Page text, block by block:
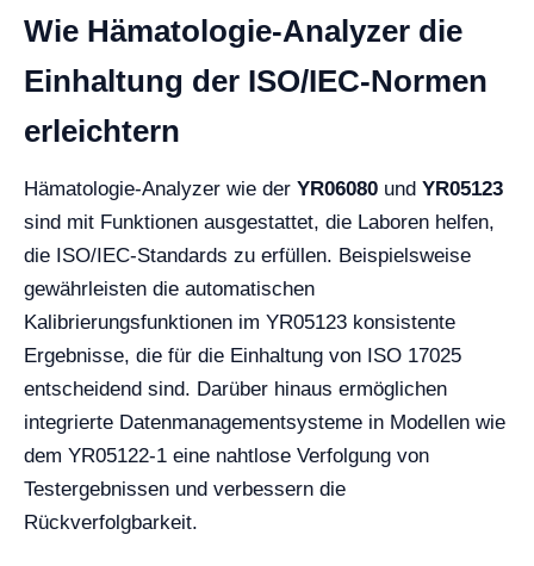
Wie Hämatologie-Analyzer die
Einhaltung der ISO/IEC-Normen
erleichtern
Hämatologie-Analyzer wie der YR06080 und YR05123
sind mit Funktionen ausgestattet, die Laboren helfen,
die ISO/IEC-Standards zu erfüllen. Beispielsweise
gewährleisten die automatischen
Kalibrierungsfunktionen im YR05123 konsistente
Ergebnisse, die für die Einhaltung von ISO 17025
entscheidend sind. Darüber hinaus ermöglichen
integrierte Datenmanagementsysteme in Modellen wie
dem YR05122-1 eine nahtlose Verfolgung von
Testergebnissen und verbessern die
Rückverfolgbarkeit.